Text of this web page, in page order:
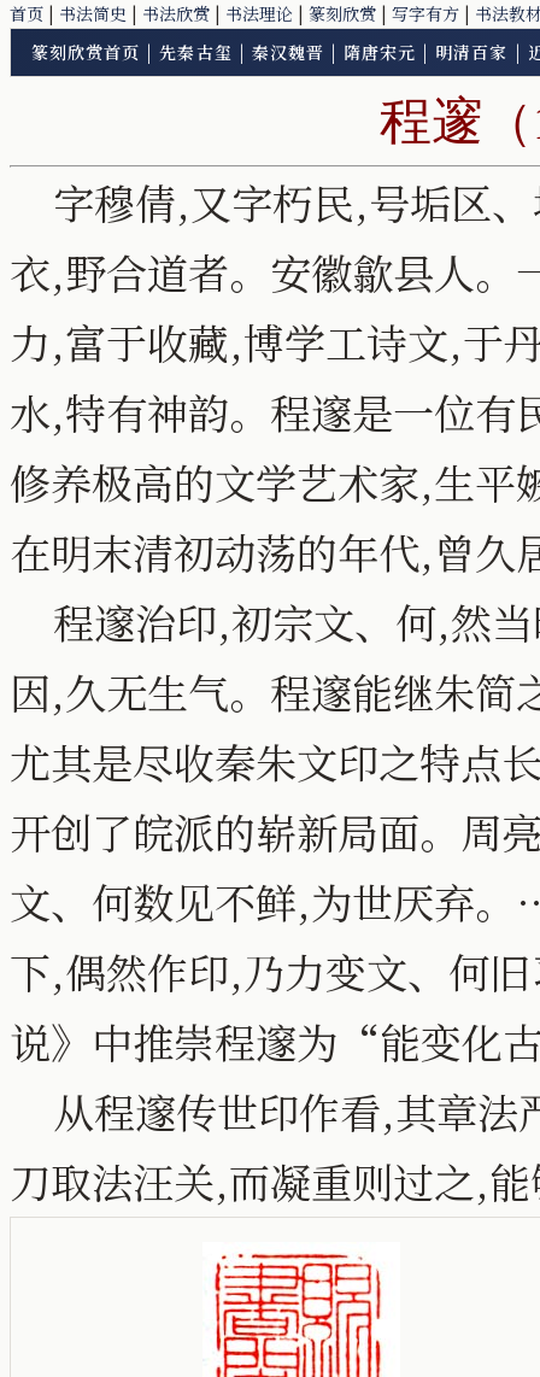
首页 | 书法简史 | 书法欣赏 | 书法理论 | 篆刻欣赏 | 写字有方 | 书法教
篆刻欣赏首页 |先秦古玺 | 秦汉魏晋 | 隋唐宋元 | 明清百家 |
程邃
字穆倩,又字朽民,号垢区
衣,野合道者。安徽歙县人。
力,富于收藏,博学工诗文,于
水,特有神韵。程邃是一位有
修养极高的文学艺术家,生平
在明末清初动荡的年代,曾久
程邃治印,初宗文、何,然
因,久无生气。程邃能继朱
尤其是尽收秦朱文印之特点
开创了皖派的崭新局面。周
文、何数见不鲜,为世厌弃
下,偶然作印,乃力变文、何
说》中推崇程邃为“能变化
从程邃传世印作看,其章法
刀取法汪关,而凝重则过之,